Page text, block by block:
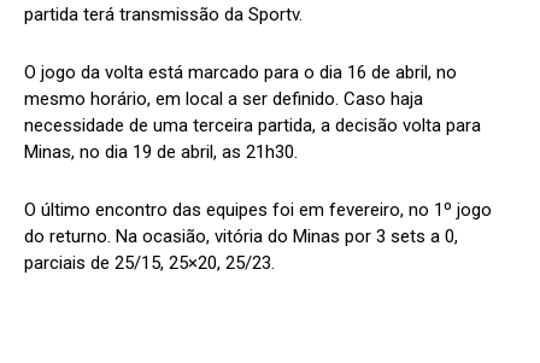
partida terá transmissão da Sportv.
O jogo da volta está marcado para o dia 16 de abril, no
mesmo horário, em local a ser definido. Caso haja
necessidade de uma terceira partida, a decisão volta para
Minas, no dia 19 de abril, as 21h30.
O último encontro das equipes foi em fevereiro, no 1º jogo
do returno. Na ocasião, vitória do Minas por 3 sets a 0,
parciais de 25/15, 25×20, 25/23.